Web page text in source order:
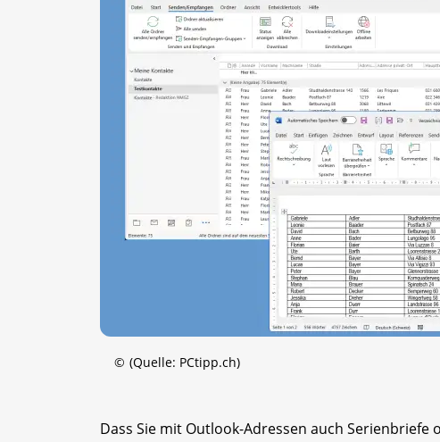
© (Quelle: PCtipp.ch)
Dass Sie mit Outlook-Adressen auch